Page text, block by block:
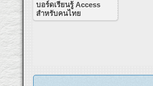
บอร์ดเรียนรู้ Access
สำหรับคนไทย